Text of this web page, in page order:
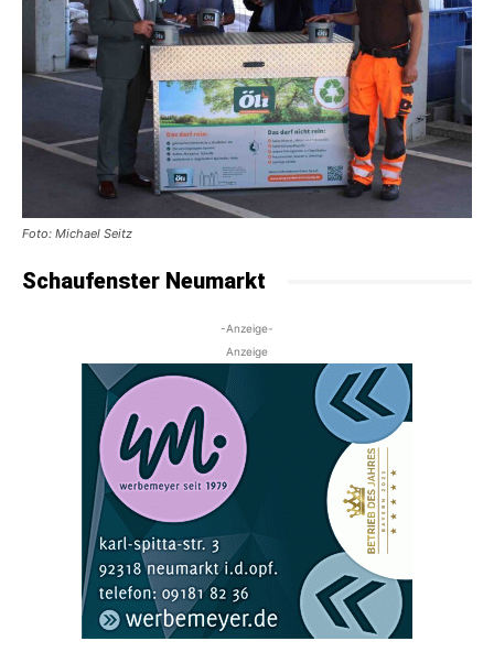
Foto: Michael Seitz
Schaufenster Neumarkt
-Anzeige-
Anzeige